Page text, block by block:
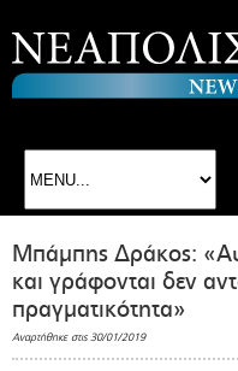
Μπάμπης Δράκος:
και γράφονται δεν
πραγματικότητα»
Αναρτήθηκε στις 30/01/2019